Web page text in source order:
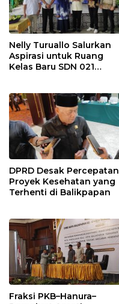
Nelly Turuallo Salurkan
Aspirasi untuk Ruang
Kelas Baru SDN 021
DPRD Desak Percepatan
Proyek Kesehatan yang
Terhenti di Balikpapan
Fraksi PKB–Hanura–